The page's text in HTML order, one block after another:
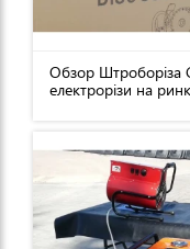
Обзор Штроборіза
електрорізи на